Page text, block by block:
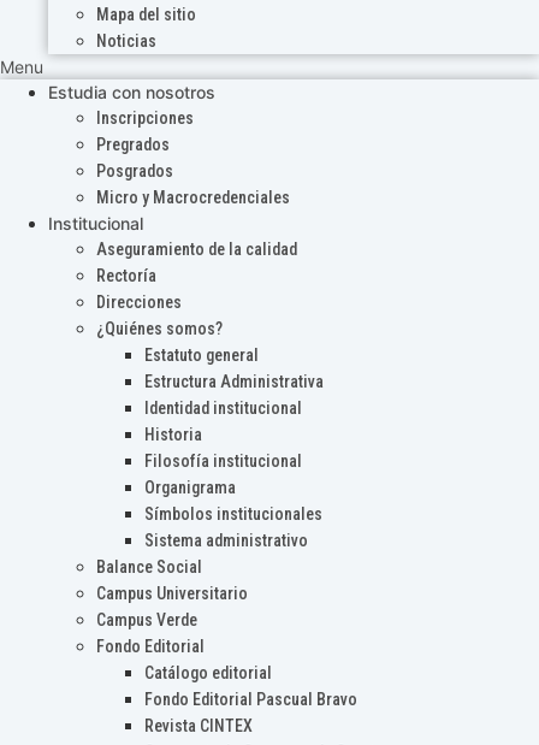
Mapa del sitio
Noticias
Menu
Estudia con nosotros
Inscripciones
Pregrados
Posgrados
Micro y Macrocredenciales
Institucional
Aseguramiento de la calidad
Rectoría
Direcciones
¿Quiénes somos?
Estatuto general
Estructura Administrativa
Identidad institucional
Historia
Filosofía institucional
Organigrama
Símbolos institucionales
Sistema administrativo
Balance Social
Campus Universitario
Campus Verde
Fondo Editorial
Catálogo editorial
Fondo Editorial Pascual Bravo
Revista CINTEX